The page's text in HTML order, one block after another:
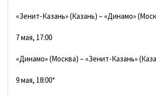
«Зенит-Казань» (Казань) – «Динамо»
7 мая, 17:00
«Динамо» (Москва) – «Зенит-Казань»
9 мая, 18:00*